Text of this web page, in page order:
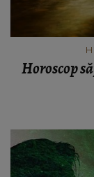
Horoscop